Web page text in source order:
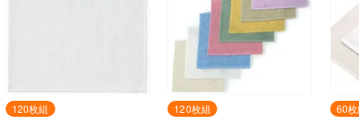
120枚組 120枚組 60